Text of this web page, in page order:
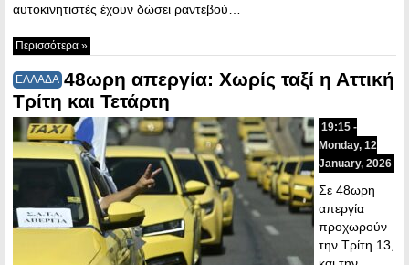
αυτοκινητιστές έχουν δώσει ραντεβού…
Περισσότερα »
ΕΛΛΑΔΑ 48ωρη απεργία: Χωρίς ταξί η Αττική
Τρίτη και Τετάρτη
19:15 -
Monday, 12
January, 2026
Σε 48ωρη
απεργία
προχωρούν
την Τρίτη 13,